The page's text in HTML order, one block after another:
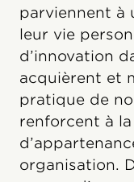
parviennent à
leur vie
d’innovation
acquièrent et
pratique de
renforcent à
organisation.